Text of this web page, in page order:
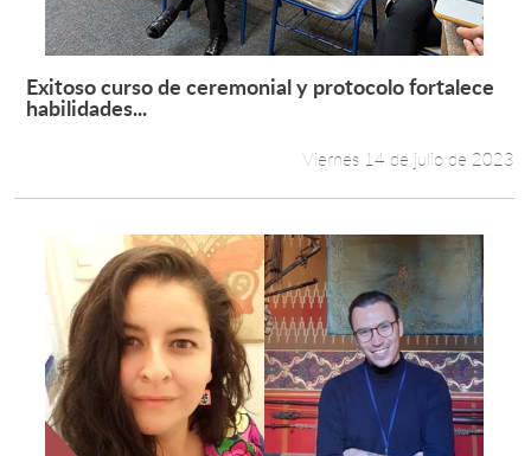
Estudiantes
Académicos
English
Leer más +
Exitoso curso de ceremonial y protocolo fortalece
habilidades...
Viernes 14 de julio de 2023